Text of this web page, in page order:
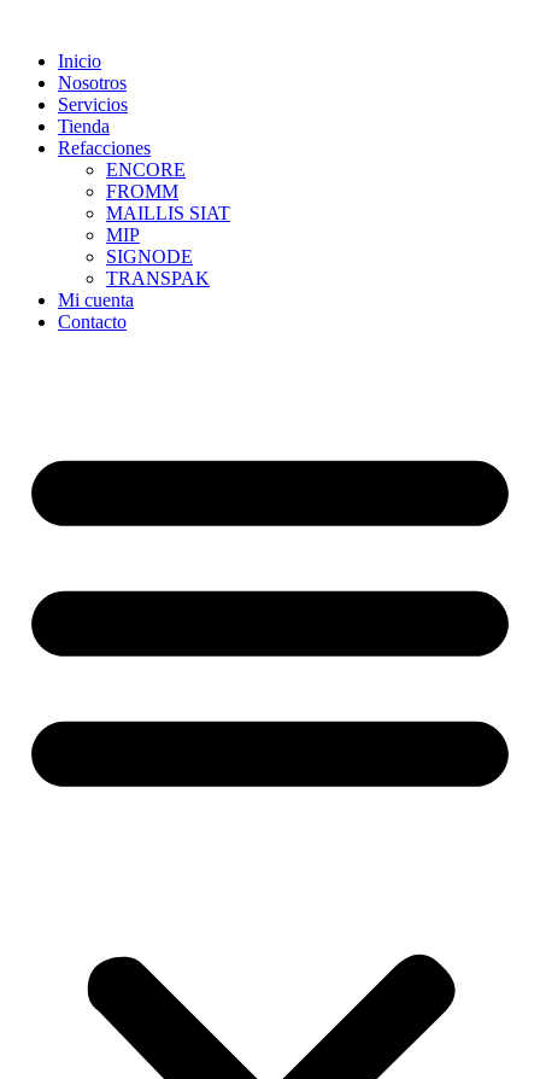
contentInicio
Nosotros
Servicios
Tienda
Refacciones
ENCORE
FROMM
MAILLIS SIAT
MIP
SIGNODE
TRANSPAK
Mi cuenta
Contacto